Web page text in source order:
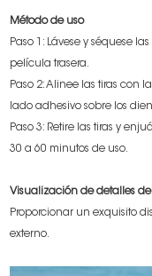
Método de uso
Paso 1: Lávese y séquese
película trasera.
Paso 2: Alinee las tiras con
lado adhesivo sobre los
Paso 3: Retire las tiras y
30 a 60 minutos de uso.
Visualización de detalles
Proporcionar un exquisito
externo.